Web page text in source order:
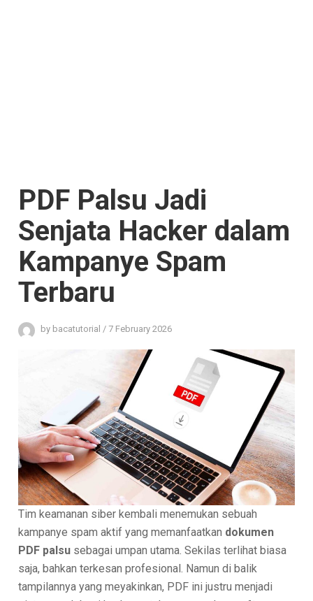
PDF Palsu Jadi
Senjata Hacker dalam
Kampanye Spam
Terbaru
by bacatutorial / 7 February 2026
Tim keamanan siber kembali menemukan sebuah
kampanye spam aktif yang memanfaatkan dokumen
PDF palsu sebagai umpan utama. Sekilas terlihat biasa
saja, bahkan terkesan profesional. Namun di balik
tampilannya yang meyakinkan, PDF ini justru menjadi